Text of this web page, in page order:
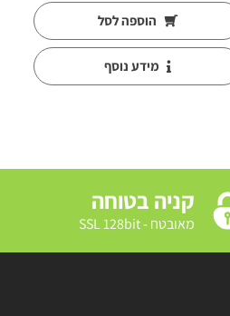
הוספה לסל
מידע נוסף
קניה בטוחה
מאובטח - SSL 128bit